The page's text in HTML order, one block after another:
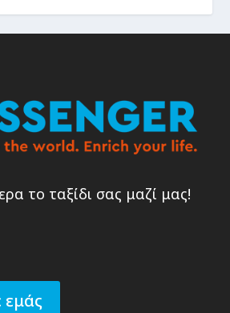
το ταξίδι σας μαζί μας!
εμάς